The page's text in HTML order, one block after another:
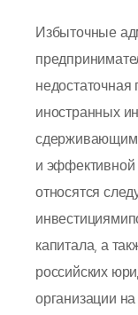
Избыточные
иностранных
сдерживающим
и эффективной
относятся
капитала, а
российских
организации